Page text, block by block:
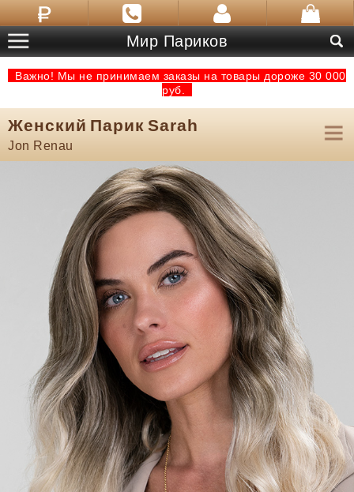
Мир Париков
Важно! Мы не принимаем заказы на товары дороже 30 000
руб.
Женский Парик Sarah
Jon Renau